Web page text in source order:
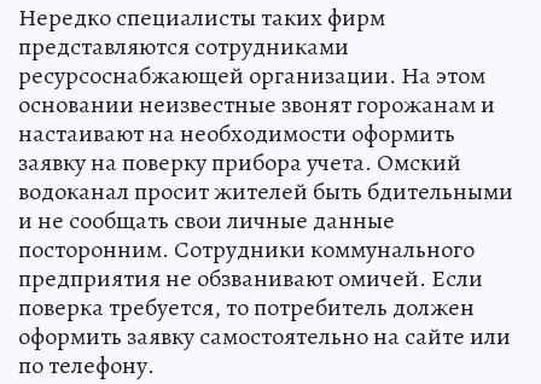
Нередко специалисты таких фирм
представляются сотрудниками
ресурсоснабжающей организации. На этом
основании неизвестные звонят горожанам и
настаивают на необходимости оформить
заявку на поверку прибора учета. Омский
водоканал просит жителей быть бдительными
и не сообщать свои личные данные
посторонним. Сотрудники коммунального
предприятия не обзванивают омичей. Если
поверка требуется, то потребитель должен
оформить заявку самостоятельно на сайте или
по телефону.